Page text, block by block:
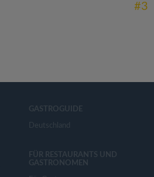
#3
GASTROGUIDE
Deutschland
FÜR RESTAURANTS UND
GASTRONOMEN